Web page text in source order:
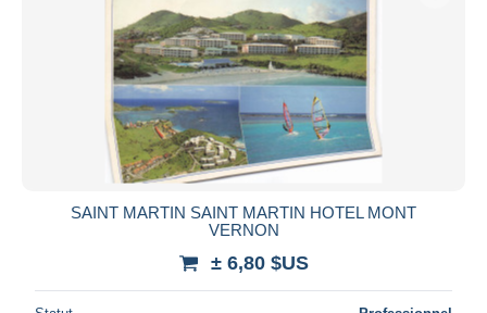
SAINT MARTIN SAINT MARTIN HOTEL MONT
VERNON
± 6,80 $US